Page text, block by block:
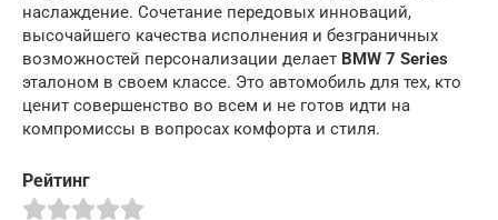
наслаждение. Сочетание передовых инноваций,
высочайшего качества исполнения и безграничных
возможностей персонализации делает BMW 7 Series
эталоном в своем классе. Это автомобиль для тех, кто
ценит совершенство во всем и не готов идти на
компромиссы в вопросах комфорта и стиля.
Рейтинг